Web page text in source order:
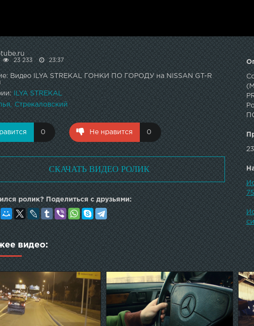
23 233 23:37
Видео ILYA STREKAL ГОНКИ ПО ГОРОДУ на NISSAN GT-R
ILYA STREKAL
Стрекаловский
0 Не нравится 0
СКАЧАТЬ ВИДЕО РОЛИК
ролик? Поделиться с друзьями:
видео: